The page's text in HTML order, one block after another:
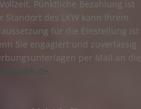
Pünktliche Bezahlung ist
des LKW kann Ihrem
für die Einstellung ist
Sie engagiert und zuverlässig
per Mail an die